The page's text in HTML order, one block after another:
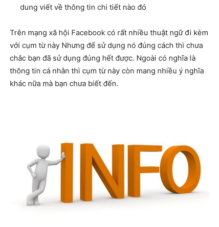
dung viết về thông tin chi tiết nào đó
Trên mạng xã hội Facebook có rất nhiều thuật ngữ đi kèm
với cụm từ này Nhưng để sử dụng nó đúng cách thì chưa
chắc bạn đã sử dụng đúng hết được. Ngoài có nghĩa là
thông tin cá nhân thì cụm từ này còn mang nhiều ý nghĩa
khác nữa mà bạn chưa biết đến.